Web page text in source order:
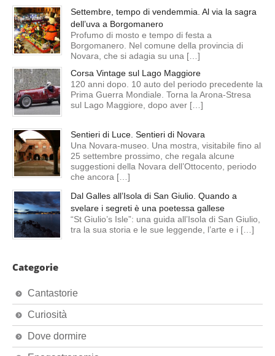
Settembre, tempo di vendemmia. Al via la sagra
dell’uva a Borgomanero
Profumo di mosto e tempo di festa a
Borgomanero. Nel comune della provincia di
Novara, che si adagia su una […]
Corsa Vintage sul Lago Maggiore
120 anni dopo. 10 auto del periodo precedente la
Prima Guerra Mondiale. Torna la Arona-Stresa
sul Lago Maggiore, dopo aver […]
Sentieri di Luce. Sentieri di Novara
Una Novara-museo. Una mostra, visitabile fino al
25 settembre prossimo, che regala alcune
suggestioni della Novara dell’Ottocento, periodo
che ancora […]
Dal Galles all’Isola di San Giulio. Quando a
svelare i segreti è una poetessa gallese
“St Giulio’s Isle”: una guida all’Isola di San Giulio,
tra la sua storia e le sue leggende, l’arte e i […]
Categorie
Cantastorie
Curiosità
Dove dormire